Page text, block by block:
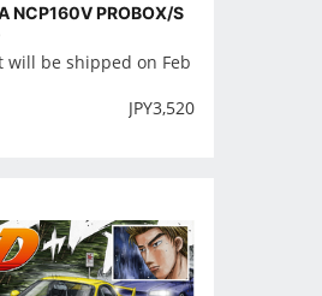
NCP160V PROBOX/S
will be shipped on Feb
JPY3,520